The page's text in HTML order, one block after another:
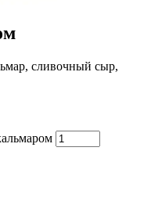
сливочный сыр,